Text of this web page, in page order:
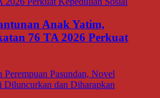
Anak Yatim,
76 TA 2026 Perkuat